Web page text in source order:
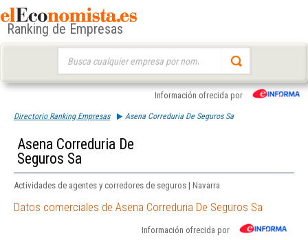
Ranking de Empresas
Información ofrecida por
Directorio Ranking Empresas Asena Correduria De Seguros Sa
Asena Correduria De
Seguros Sa
Actividades de agentes y corredores de seguros | Navarra
Datos comerciales de Asena Correduria De Seguros Sa
Información ofrecida por